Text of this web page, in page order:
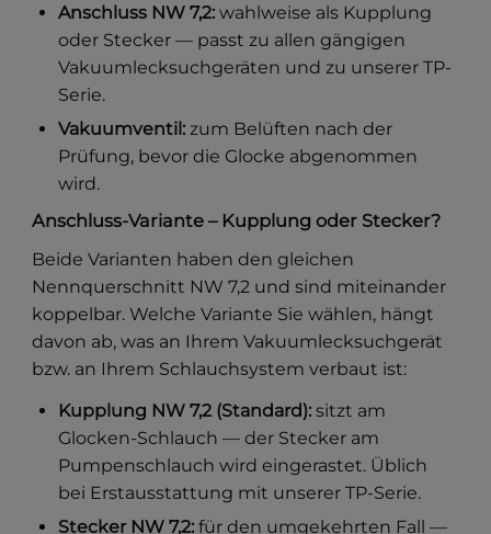
Anschluss NW 7,2: wahlweise als Kupplung
oder Stecker — passt zu allen gängigen
Vakuumlecksuchgeräten und zu unserer TP-
Serie.
Vakuumventil: zum Belüften nach der
Prüfung, bevor die Glocke abgenommen
wird.
Anschluss-Variante – Kupplung oder Stecker?
Beide Varianten haben den gleichen
Nennquerschnitt NW 7,2 und sind miteinander
koppelbar. Welche Variante Sie wählen, hängt
davon ab, was an Ihrem Vakuumlecksuchgerät
bzw. an Ihrem Schlauchsystem verbaut ist:
Kupplung NW 7,2 (Standard): sitzt am
Glocken-Schlauch — der Stecker am
Pumpenschlauch wird eingerastet. Üblich
bei Erstausstattung mit unserer TP-Serie.
Stecker NW 7,2: für den umgekehrten Fall —